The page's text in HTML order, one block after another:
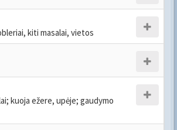
kiti masalai, vietos
kuoja ežere, upėje; gaudymo